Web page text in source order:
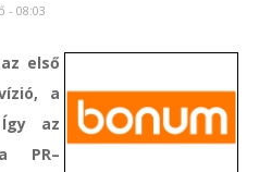
- 08:03
első
a
Így az
PR–